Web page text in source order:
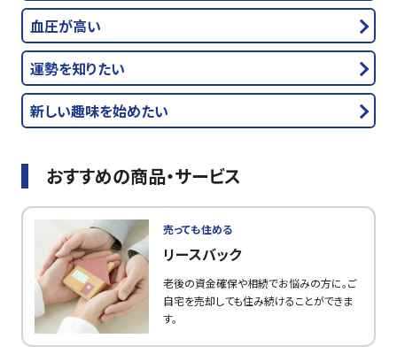
血圧が高い
運勢を知りたい
新しい趣味を始めたい
おすすめの商品・サービス
売っても住める
リースバック
老後の資金確保や相続でお悩みの方に。ご
自宅を売却しても住み続けることができま
す。